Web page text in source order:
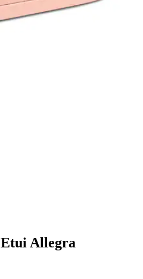
Etui Allegra